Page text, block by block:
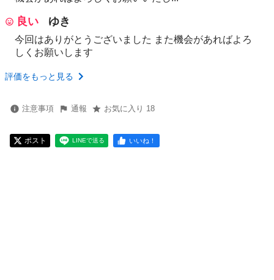
良い ゆき
今回はありがとうございました また機会があればよろ
しくお願いします
評価をもっと見る
注意事項 通報 お気に入り 18
ポスト LINEで送る いいね！